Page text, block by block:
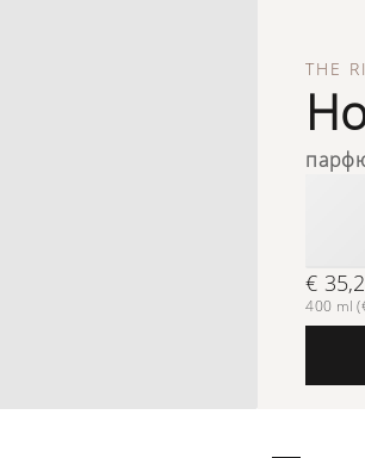
THE
€
400 ml